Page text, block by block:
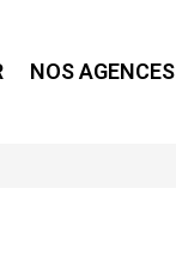
NOS AGENCES